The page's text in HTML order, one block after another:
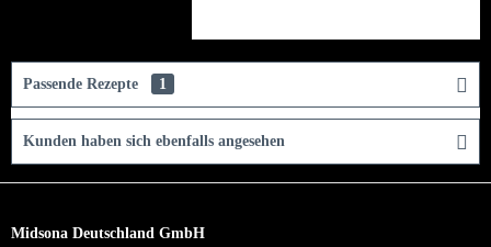
Passende Rezepte 1
Kunden haben sich ebenfalls angesehen
Midsona Deutschland GmbH